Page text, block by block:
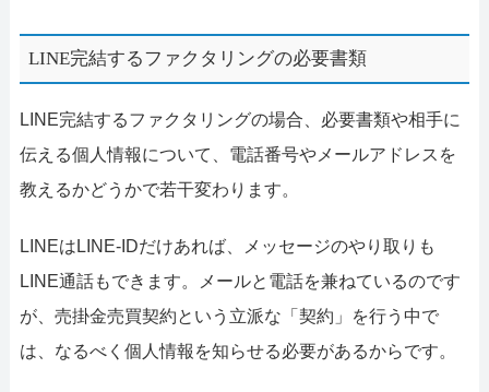
LINE完結するファクタリングの必要書類
LINE完結するファクタリングの場合、必要書類や相手に
伝える個人情報について、電話番号やメールアドレスを
教えるかどうかで若干変わります。
LINEはLINE-IDだけあれば、メッセージのやり取りも
LINE通話もできます。メールと電話を兼ねているのです
が、売掛金売買契約という立派な「契約」を行う中で
は、なるべく個人情報を知らせる必要があるからです。